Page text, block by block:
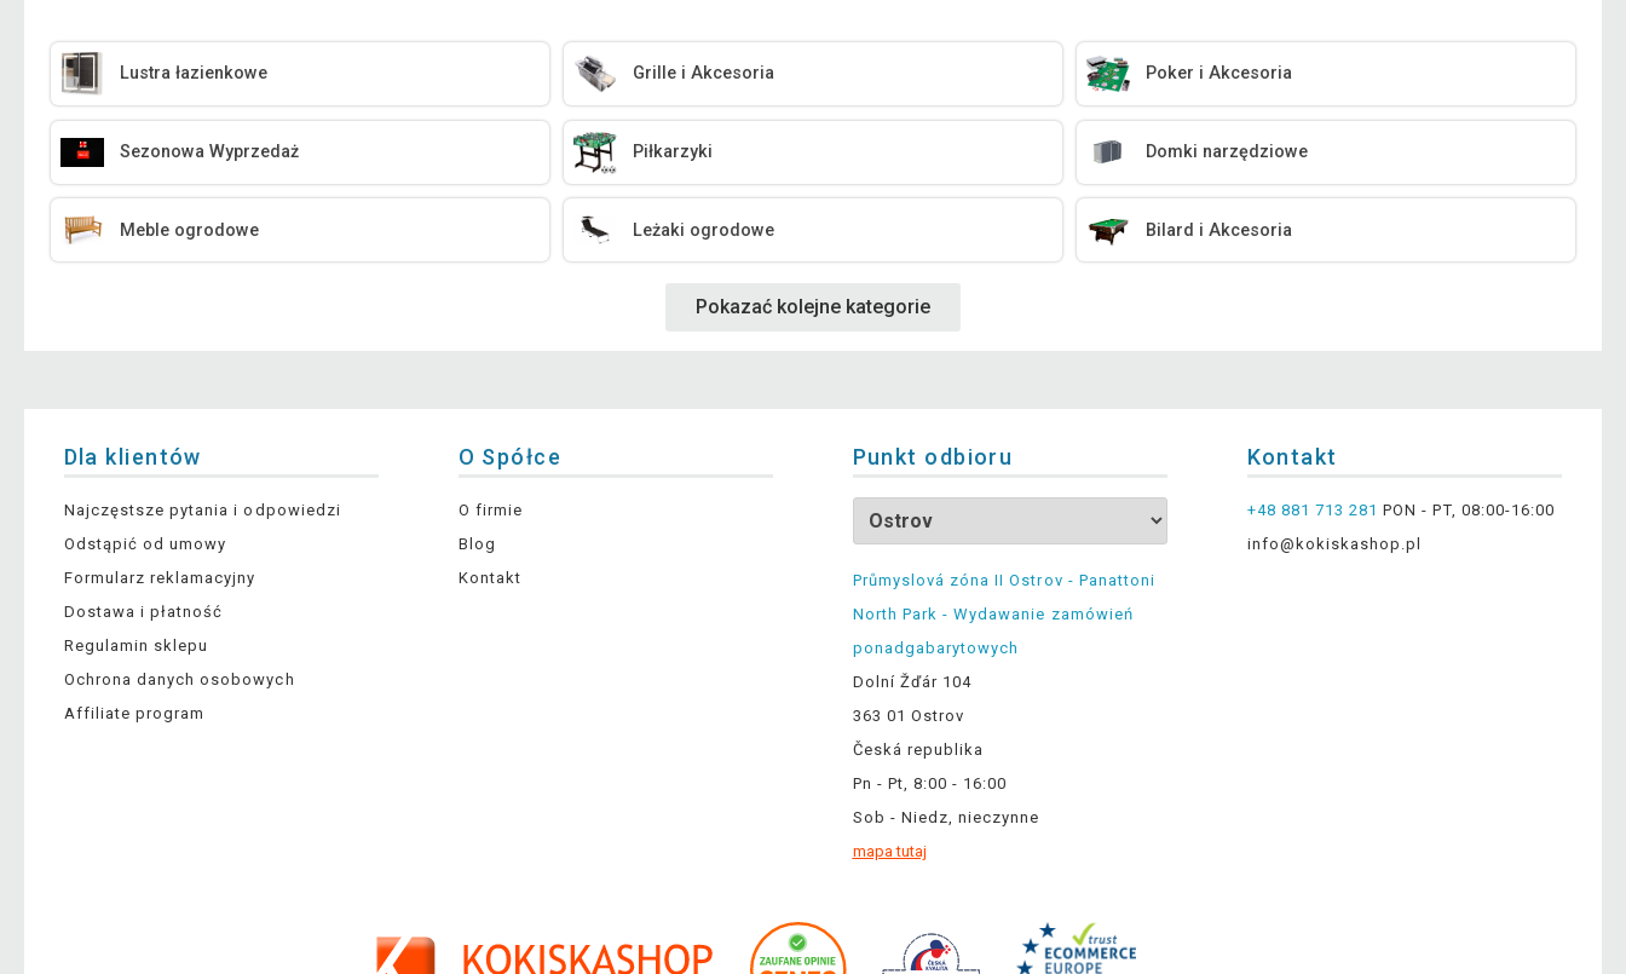
Lustra łazienkowe Grille i Akcesoria Poker i Akcesoria
Sezonowa Wyprzedaż Piłkarzyki Domki narzędziowe
Meble ogrodowe Leżaki ogrodowe Bilard i Akcesoria
Pokazać kolejne kategorie
Dla klientów
Najczęstsze pytania i odpowiedzi
Odstąpić od umowy
Formularz reklamacyjny
Dostawa i płatność
Regulamin sklepu
Ochrona danych osobowych
Affiliate program
O Spółce
O firmie
Blog
Kontakt
Punkt odbioru
Průmyslová zóna II Ostrov - Panattoni
North Park - Wydawanie zamówień
ponadgabarytowych
Dolní Žďár 104
363 01 Ostrov
Česká republika
Pn - Pt, 8:00 - 16:00
Sob - Niedz, nieczynne
mapa tutaj
Kontakt
+48 881 713 281 PON - PT, 08:00-16:00
info@kokiskashop.pl